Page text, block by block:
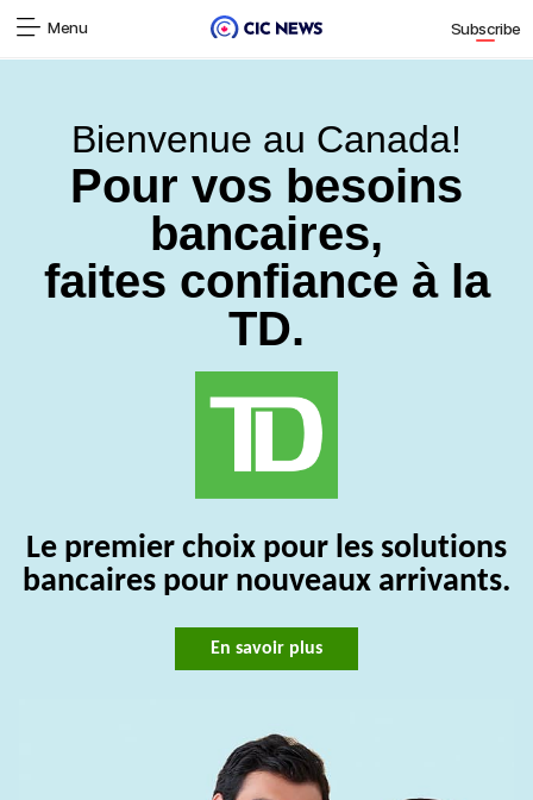
Menu Subscribe
Bienvenue au Canada!
Pour vos besoins
bancaires,
faites confiance à la
TD.
Le premier choix pour les solutions
bancaires pour nouveaux arrivants.
En savoir plus